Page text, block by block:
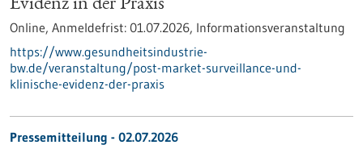
Evidenz in der Praxis
Online, Anmeldefrist: 01.07.2026, Informationsveranstaltung
https://www.gesundheitsindustrie-
bw.de/veranstaltung/post-market-surveillance-und-
klinische-evidenz-der-praxis
Pressemitteilung - 02.07.2026